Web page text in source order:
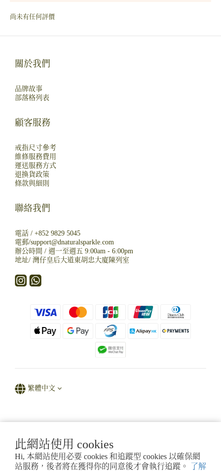
此網站使用 cookies
Hi, 本網站使用必要 cookies 和追蹤型 cookies 以確保網
站服務，後者將在獲得你的同意後才會執行追蹤。
了解
尚未有任何評價
關於我們
品牌故事
部落格列表
顧客服務
戒指尺寸參考
維修服務費用
運送服務方式
退換貨政策
條款與細則
聯絡我們
電話 / +852 9829 5045
電郵/support@dnaturalsparkle.com
辦公時間 / 週一至週五 9:00am - 6:00pm
地址/ 灣仔皇后大道東胡忠大廈陳列室
繁體中文
香港法例第615章 A類註冊人註冊證明書 (第53ZUG條)